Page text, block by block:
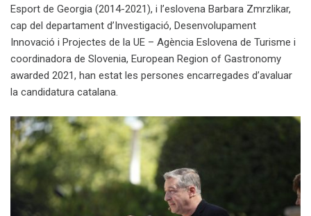
Esport de Georgia (2014-2021), i l’eslovena Barbara Zmrzlikar,
cap del departament d’Investigació, Desenvolupament
Innovació i Projectes de la UE – Agència Eslovena de Turisme i
coordinadora de Slovenia, European Region of Gastronomy
awarded 2021, han estat les persones encarregades d’avaluar
la candidatura catalana.